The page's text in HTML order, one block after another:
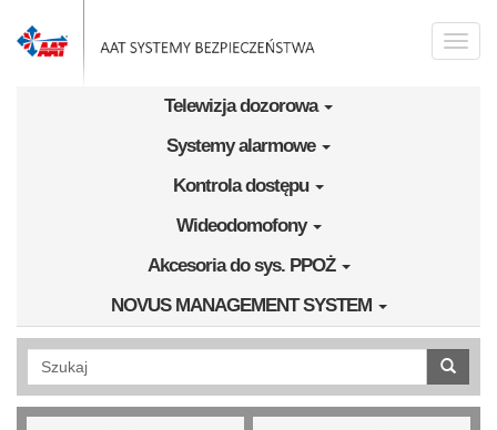
Toggle
Telewizja dozorowa
Systemy alarmowe
Kontrola dostępu
Wideodomofony
Akcesoria do sys. PPOŻ
NOVUS MANAGEMENT SYSTEM
Wyszukiwanie pełnotekstowe